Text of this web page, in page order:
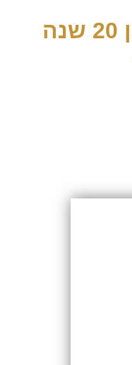
את ההרצאה מעבירה עו"ד אביטל טבצ'ניק - 30 שנות ניסיון בדיני תעבורה, מתוכן 20 שנה